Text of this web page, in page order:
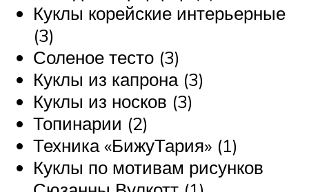
Куклы корейские интерьерные
(3)
Соленое тесто (3)
Куклы из капрона (3)
Куклы из носков (3)
Топинарии (2)
Техника «БижуТария» (1)
Куклы по мотивам рисунков